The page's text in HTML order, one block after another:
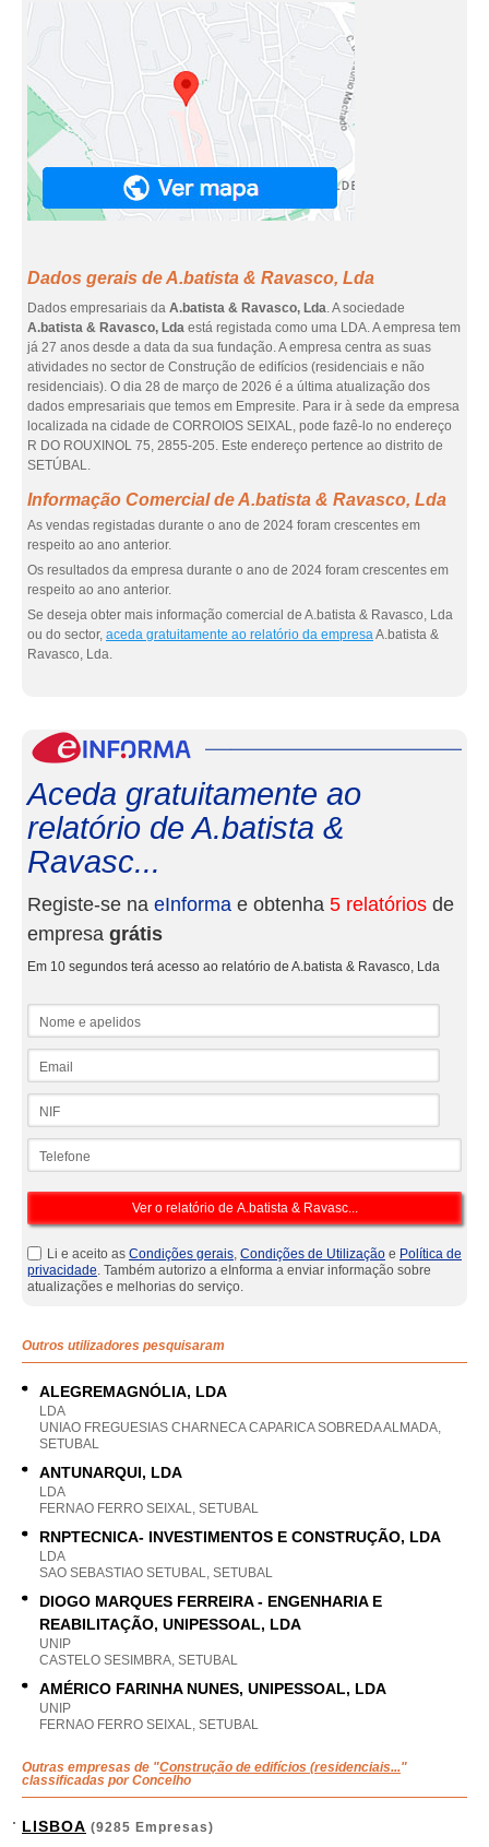
Dados gerais de A.batista & Ravasco, Lda
Dados empresariais da A.batista & Ravasco, Lda. A sociedade
A.batista & Ravasco, Lda está registada como uma LDA. A empresa tem
já 27 anos desde a data da sua fundação. A empresa centra as suas
atividades no sector de Construção de edifícios (residenciais e não
residenciais). O dia 28 de março de 2026 é a última atualização dos
dados empresariais que temos em Empresite. Para ir à sede da empresa
localizada na cidade de CORROIOS SEIXAL, pode fazê-lo no endereço
R DO ROUXINOL 75, 2855-205. Este endereço pertence ao distrito de
SETÚBAL.
Informação Comercial de A.batista & Ravasco, Lda
As vendas registadas durante o ano de 2024 foram crescentes em
respeito ao ano anterior.
Os resultados da empresa durante o ano de 2024 foram crescentes em
respeito ao ano anterior.
Se deseja obter mais informação comercial de A.batista & Ravasco, Lda
ou do sector, aceda gratuitamente ao relatório da empresaA.batista &
Ravasco, Lda.
Aceda gratuitamente ao
relatório de A.batista &
Ravasc...
Registe-se na eInforma e obtenha 5 relatórios de
empresa grátis
Em 10 segundos terá acesso ao relatório de A.batista & Ravasco, Lda
Li e aceito as Condições gerais, Condições de Utilização e Política de
privacidade. Também autorizo a eInforma a enviar informação sobre
atualizações e melhorias do serviço.
Outros utilizadores pesquisaram
ALEGREMAGNÓLIA, LDA
LDA
UNIAO FREGUESIAS CHARNECA CAPARICA SOBREDA ALMADA,
SETUBAL
ANTUNARQUI, LDA
LDA
FERNAO FERRO SEIXAL, SETUBAL
RNPTECNICA- INVESTIMENTOS E CONSTRUÇÃO, LDA
LDA
SAO SEBASTIAO SETUBAL, SETUBAL
DIOGO MARQUES FERREIRA - ENGENHARIA E
REABILITAÇÃO, UNIPESSOAL, LDA
UNIP
CASTELO SESIMBRA, SETUBAL
AMÉRICO FARINHA NUNES, UNIPESSOAL, LDA
UNIP
FERNAO FERRO SEIXAL, SETUBAL
Outras empresas de "Construção de edifícios (residenciais..."
classificadas por Concelho
LISBOA (9285 Empresas)